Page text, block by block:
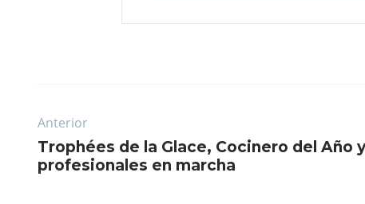
Anterior
Trophées de la Glace, Cocinero del Año
profesionales en marcha